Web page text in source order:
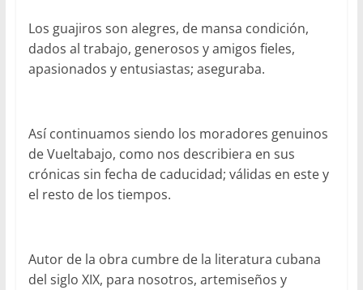
Los guajiros son alegres, de mansa condición,
dados al trabajo, generosos y amigos fieles,
apasionados y entusiastas; aseguraba.
Así continuamos siendo los moradores genuinos
de Vueltabajo, como nos describiera en sus
crónicas sin fecha de caducidad; válidas en este y
el resto de los tiempos.
Autor de la obra cumbre de la literatura cubana
del siglo XIX, para nosotros, artemiseños y